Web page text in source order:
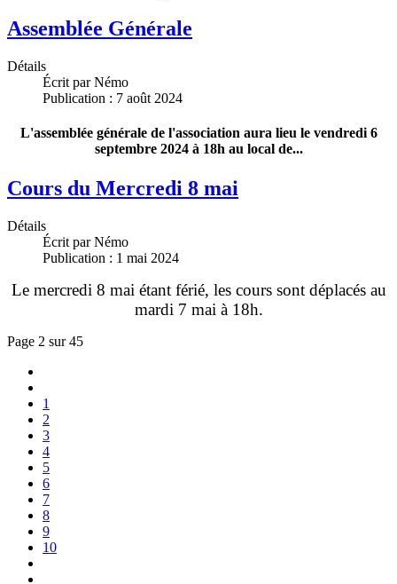
Assemblée Générale
Détails
Écrit parNémo
Publication : 7 août 2024
L'assemblée générale de l'association aura lieu le vendredi 6
septembre 2024 à 18h au local de...
Cours du Mercredi 8 mai
Détails
Écrit parNémo
Publication : 1 mai 2024
Le mercredi 8 mai étant férié, les cours sont déplacés au
mardi 7 mai à 18h.
Page 2 sur 45
1
2
3
4
5
6
7
8
9
10